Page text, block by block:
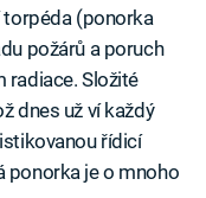
torpéda (ponorka
požárů a poruch
radiace. Složité
dnes už ví každý
řídicí
ponorka je o mnoho